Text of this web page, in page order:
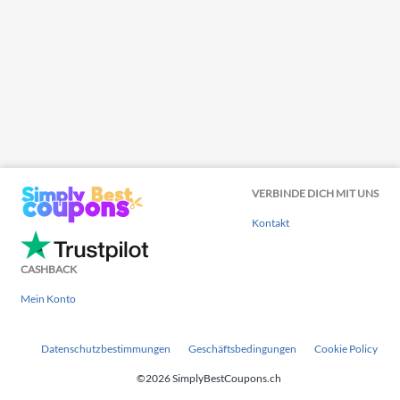
VERBINDE DICH MIT UNS
Kontakt
CASHBACK
Mein Konto
Datenschutzbestimmungen Geschäftsbedingungen Cookie Policy
©2026 SimplyBestCoupons.ch